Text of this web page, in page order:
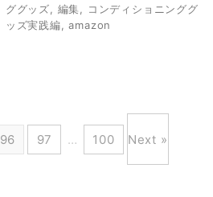
ググッズ
編集
コンディショニンググ
ッズ実践編 ,amazon
96 97 … 100 Next »